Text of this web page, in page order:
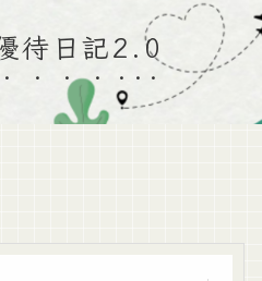
待日記2.0